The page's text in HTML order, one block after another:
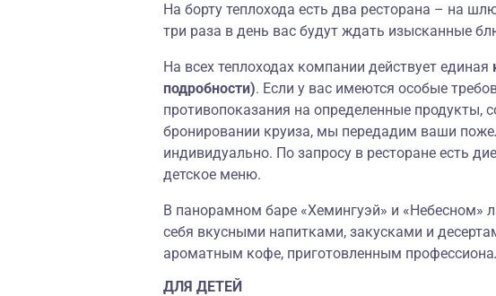
На борту теплохода есть два ресторана – на
три раза в день вас будут ждать изысканные
На всех теплоходах компании действует единая
подробности). Если у вас имеются особые
противопоказания на определенные продукты,
бронировании круиза, мы передадим ваши
индивидуально. По запросу в ресторане есть
детское меню.
В панорамном баре «Хемингуэй» и «Небесном»
себя вкусными напитками, закусками и
ароматным кофе, приготовленным
ДЛЯ ДЕТЕЙ